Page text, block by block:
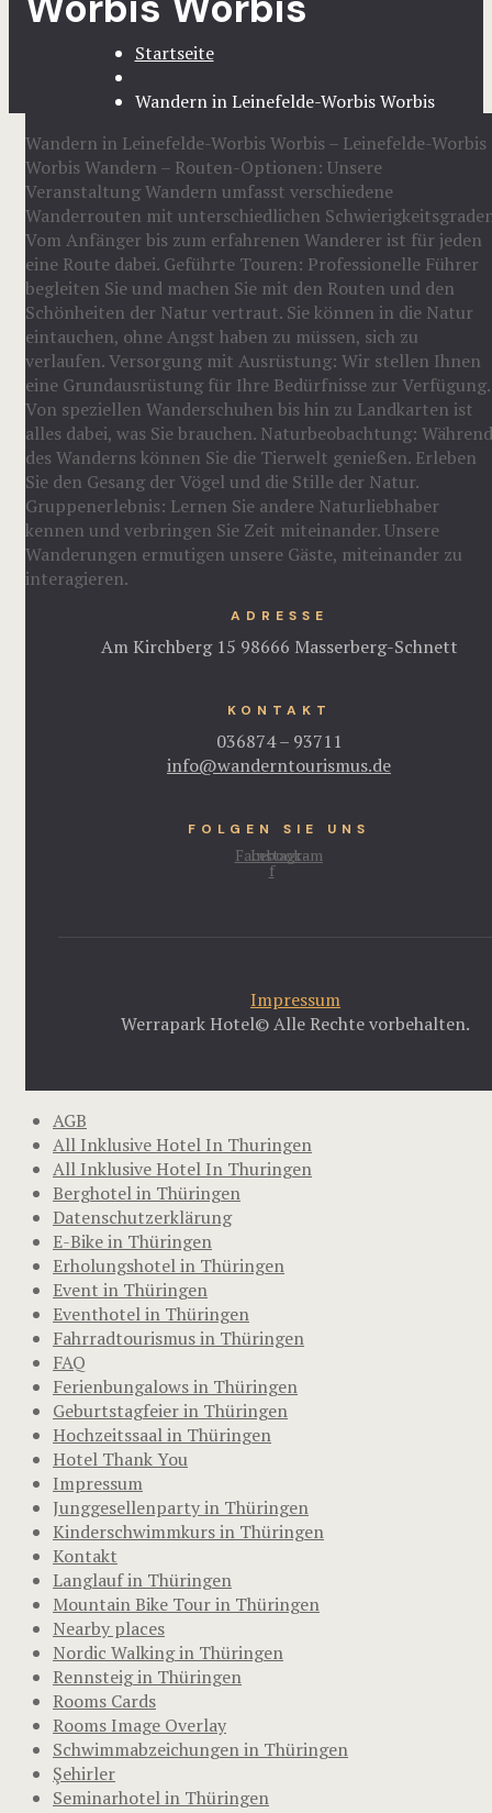
Startseite
Wandern in Leinefelde-Worbis Worbis
Wandern in Leinefelde-Worbis Worbis – Leinefelde-Worbis
Worbis Wandern – Routen-Optionen: Unsere
Veranstaltung Wandern umfasst verschiedene
Wanderrouten mit unterschiedlichen
Vom Anfänger bis zum erfahrenen Wanderer ist für jeden
eine Route dabei. Geführte Touren: Professionelle Führer
begleiten Sie und machen Sie mit den Routen und den
Schönheiten der Natur vertraut. Sie können in die Natur
eintauchen, ohne Angst haben zu müssen, sich zu
verlaufen. Versorgung mit Ausrüstung: Wir stellen Ihnen
eine Grundausrüstung für Ihre Bedürfnisse zur Verfügung.
Von speziellen Wanderschuhen bis hin zu Landkarten ist
alles dabei, was Sie brauchen. Naturbeobachtung: Während
des Wanderns können Sie die Tierwelt genießen. Erleben
Sie den Gesang der Vögel und die Stille der Natur.
Gruppenerlebnis: Lernen Sie andere Naturliebhaber
kennen und verbringen Sie Zeit miteinander. Unsere
Wanderungen ermutigen unsere Gäste, miteinander zu
interagieren.
ADRESSE
Am Kirchberg 15 98666 Masserberg-Schnett
KONTAKT
036874 – 93711
info@wanderntourismus.de
FOLGEN SIE UNS
Facebook-
f
Instagram
Impressum
Werrapark Hotel© Alle Rechte vorbehalten.
AGB
All Inklusive Hotel In Thuringen
All Inklusive Hotel In Thuringen
Berghotel in Thüringen
Datenschutzerklärung
E-Bike in Thüringen
Erholungshotel in Thüringen
Event in Thüringen
Eventhotel in Thüringen
Fahrradtourismus in Thüringen
FAQ
Ferienbungalows in Thüringen
Geburtstagfeier in Thüringen
Hochzeitssaal in Thüringen
Hotel Thank You
Impressum
Junggesellenparty in Thüringen
Kinderschwimmkurs in Thüringen
Kontakt
Langlauf in Thüringen
Mountain Bike Tour in Thüringen
Nearby places
Nordic Walking in Thüringen
Rennsteig in Thüringen
Rooms Cards
Rooms Image Overlay
Schwimmabzeichungen in Thüringen
Şehirler
Seminarhotel in Thüringen